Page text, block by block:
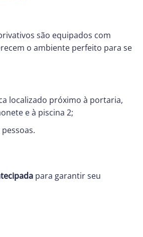
são equipados com
o ambiente perfeito para se
localizado próximo à portaria,
e à piscina 2;
para garantir seu